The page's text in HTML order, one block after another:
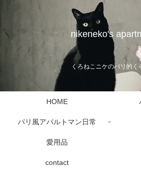
nikeneko's
くろねこニケのパリ的く
HOME
パリ風アパルトマン日常
愛用品
contact